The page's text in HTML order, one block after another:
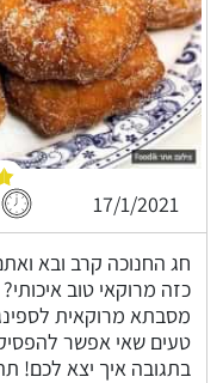
17/1/2021
חג החנוכה קרב ובא
כזה מרוקאי טוב
מסבתא מרוקאית
טעים שאי אפשר להפסיק
בתגובה איך יצא לכם!